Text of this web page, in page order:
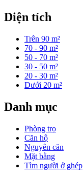
Diện tích
Trên 90 m²
70 - 90 m²
50 - 70 m²
30 - 50 m²
20 - 30 m²
Dưới 20 m²
Danh mục
Phòng trọ
Căn hộ
Nguyên căn
Mặt bằng
Tìm người ở ghép